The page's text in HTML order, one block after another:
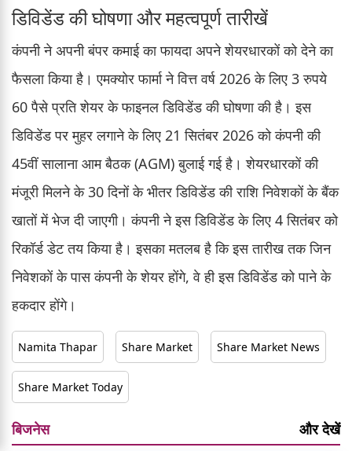
डिविडेंड की घोषणा और महत्वपूर्ण तारीखें
कंपनी ने अपनी बंपर कमाई का फायदा अपने शेयरधारकों को देने का
फैसला किया है। एमक्योर फार्मा ने वित्त वर्ष 2026 के लिए 3 रुपये
60 पैसे प्रति शेयर के फाइनल डिविडेंड की घोषणा की है। इस
डिविडेंड पर मुहर लगाने के लिए 21 सितंबर 2026 को कंपनी की
45वीं सालाना आम बैठक (AGM) बुलाई गई है। शेयरधारकों की
मंजूरी मिलने के 30 दिनों के भीतर डिविडेंड की राशि निवेशकों के बैंक
खातों में भेज दी जाएगी। कंपनी ने इस डिविडेंड के लिए 4 सितंबर को
रिकॉर्ड डेट तय किया है। इसका मतलब है कि इस तारीख तक जिन
निवेशकों के पास कंपनी के शेयर होंगे, वे ही इस डिविडेंड को पाने के
हकदार होंगे।
Namita Thapar Share Market Share Market News
Share Market Today
बिजनेस और देखें